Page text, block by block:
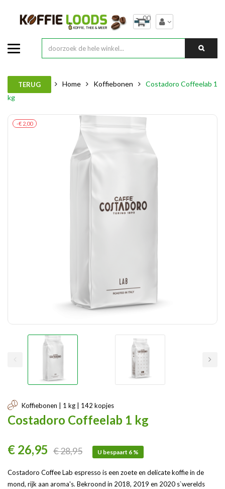
00
TERUG Home Koffiebonen
Costadoro Coffeelab 1
kg
-€ 2,00
Koffiebonen | 1 kg | 142 kopjes
Costadoro Coffeelab 1 kg
€ 26,95 € 28,95 U bespaart 6 %
Costadoro Coffee Lab espresso is een zoete en delicate koffie in de
mond, rijk aan aroma's. Bekroond in 2018, 2019 en 2020 s`werelds